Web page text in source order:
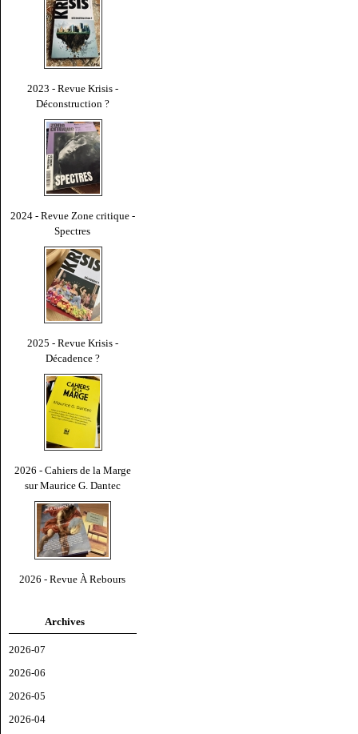
2023 - Revue Krisis -
Déconstruction ?
2024 - Revue Zone critique -
Spectres
2025 - Revue Krisis -
Décadence ?
2026 - Cahiers de la Marge
sur Maurice G. Dantec
2026 - Revue À Rebours
Archives
2026-07
2026-06
2026-05
2026-04